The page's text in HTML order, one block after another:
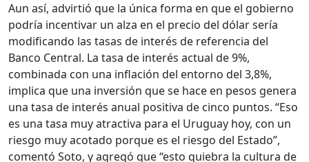
Aun así, advirtió que la única forma en que el gobierno
podría incentivar un alza en el precio del dólar sería
modificando las tasas de interés de referencia del
Banco Central. La tasa de interés actual de 9%,
combinada con una inflación del entorno del 3,8%,
implica que una inversión que se hace en pesos genera
una tasa de interés anual positiva de cinco puntos. “Eso
es una tasa muy atractiva para el Uruguay hoy, con un
riesgo muy acotado porque es el riesgo del Estado”,
comentó Soto, y agregó que “esto quiebra la cultura de